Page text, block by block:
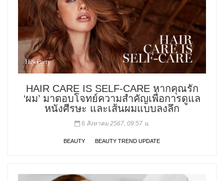
HAIR CARE IS SELF-CARE หากคุณรัก
‘ผม’ มาตอบโจทย์ความสำคัญเพื่อการดูแล
หนังศีรษะ และเส้นผมแบบลงลึก
6 สิงหาคม 2567, 09:57 น.
BEAUTY BEAUTY TREND UPDATE